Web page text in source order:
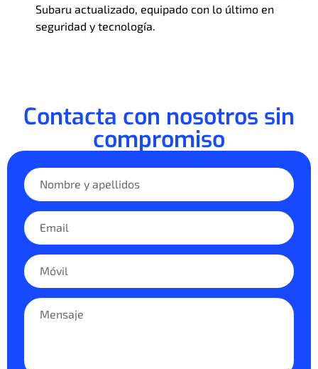
Subaru actualizado, equipado con lo último en
seguridad y tecnología.
Contacta con nosotros sin
compromiso